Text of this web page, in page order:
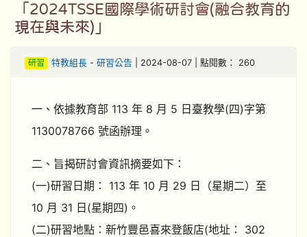
「2024TSSE國際學術研討會(融合教育的
現在與未來)」
研習 特教組長- 研習公告 | 2024-08-07 | 點閱數： 260
一、依據教育部 113 年 8 月 5 日臺教學(四)字第
1130078766 號函辦理。
二、旨揭研討會資訊摘要如下：
(一)研習日期： 113 年 10 月 29 日（星期二）至
10 月 31 日(星期四)。
(二)研習地點：新竹豐邑喜來登飯店(地址： 302